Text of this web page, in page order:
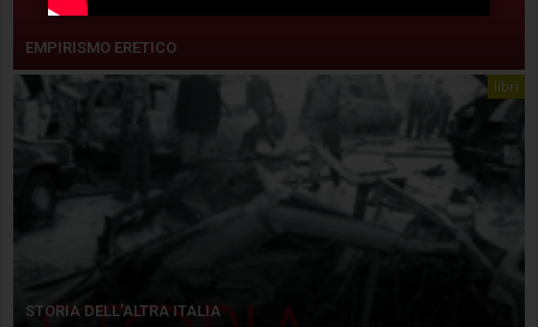
EMPIRISMO ERETICO
libri
STORIA DELL’ALTRA ITALIA